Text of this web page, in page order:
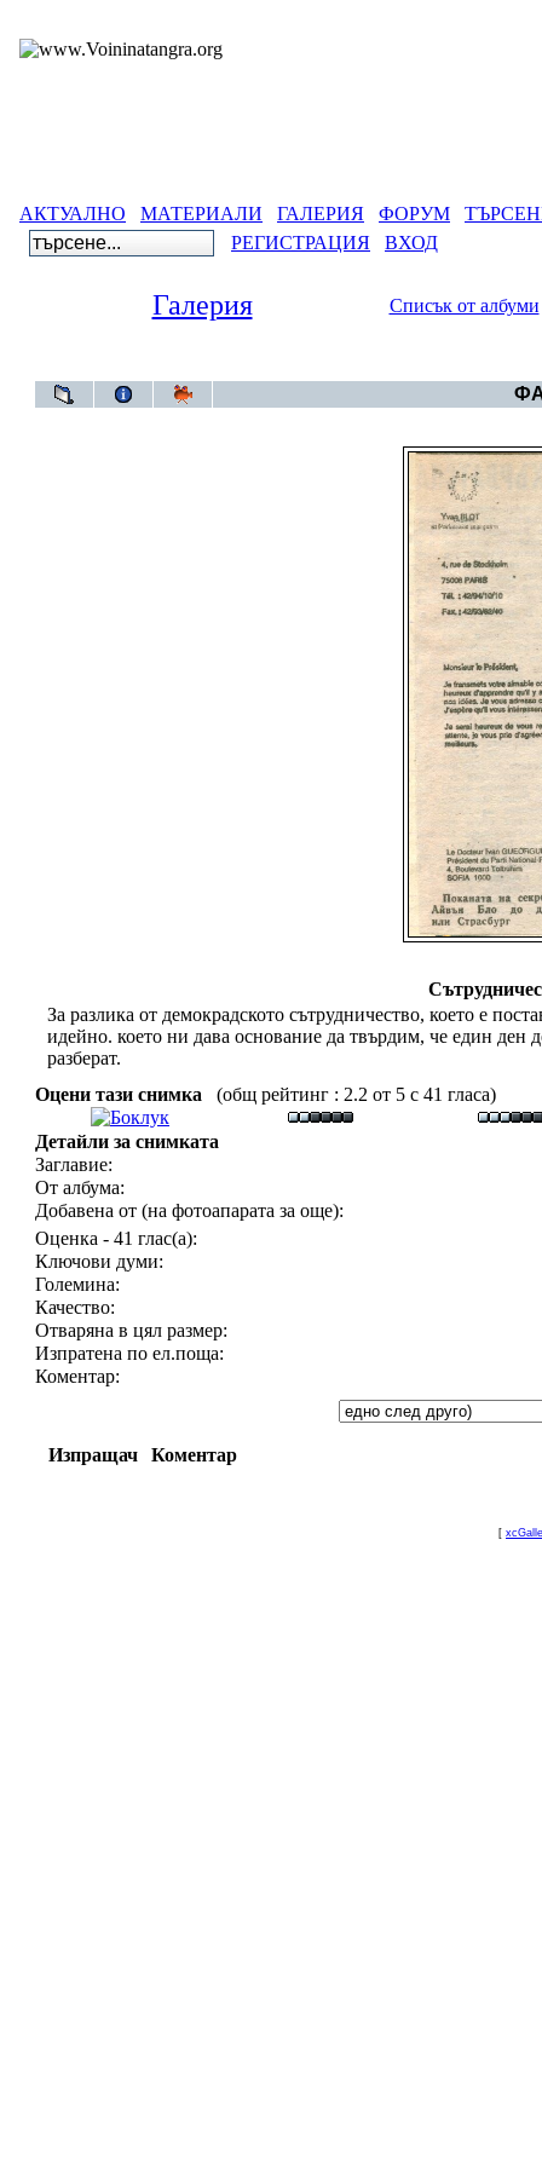
АКТУАЛНО МАТЕРИАЛИ ГАЛЕРИЯ ФОРУМ
РЕГИСТРАЦИЯ
ВХОД
Галерия Списък от албуми
За разлика от демокрадското сътрудничество, което е
идейно. което ни дава основание да твърдим, че един
разберат.
Оцени тази снимка
(общ рейтинг : 2.2 от 5 с 41 гласа)
Детайли за снимката
Заглавие:
От албума:
Добавена от (на фотоапарата за още):
Оценка - 41 глас(а):
Ключови думи:
Големина:
Качество:
Отваряна в цял размер:
Изпратена по ел.поща:
Коментар:
Изпращач Коментар
[